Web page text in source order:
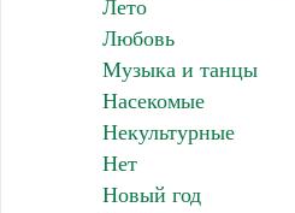
Лето
Любовь
Музыка и танцы
Насекомые
Некультурные
Нет
Новый год